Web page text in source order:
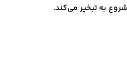
به تبخیر می‌کند.